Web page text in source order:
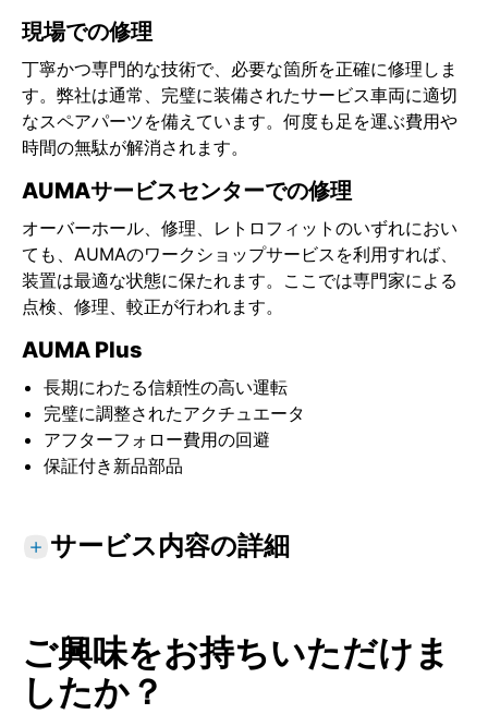
現場での修理
丁寧かつ専門的な技術で、必要な箇所を正確に修理しま
す。弊社は通常、完璧に装備されたサービス車両に適切
なスペアパーツを備えています。何度も足を運ぶ費用や
時間の無駄が解消されます。
AUMAサービスセンターでの修理
オーバーホール、修理、レトロフィットのいずれにおい
ても、AUMAのワークショップサービスを利用すれば、
装置は最適な状態に保たれます。ここでは専門家による
点検、修理、較正が行われます。
AUMA Plus
長期にわたる信頼性の高い運転
完璧に調整されたアクチュエータ
アフターフォロー費用の回避
保証付き新品部品
サービス内容の詳細
標準サービス
使用場所でのアプリケーションによる装置の
検査
ご興味をお持ちいただけま
したか？